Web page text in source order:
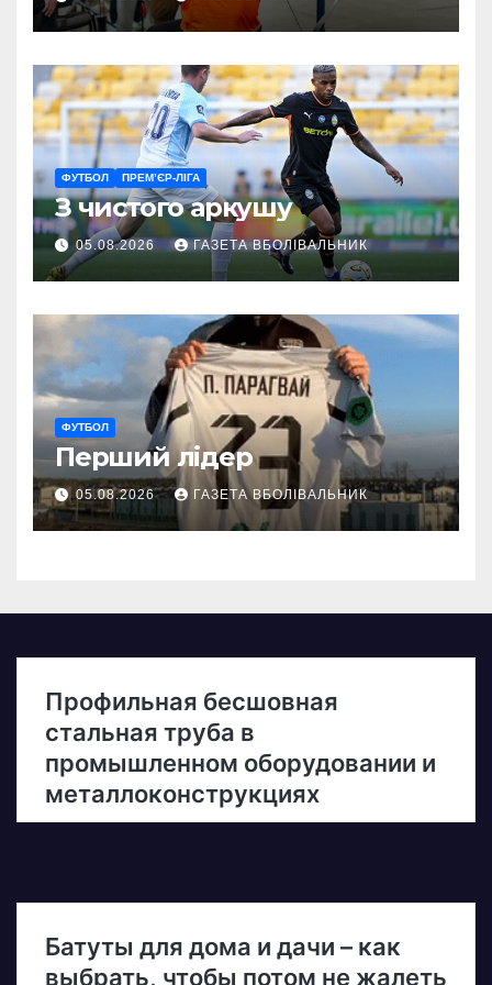
ГАРТ 2026 – як долучитися
ветеранам
ФУТБОЛ ПРЕМ’ЄР-ЛІГА
З чистого аркушу
05.08.2026 ГАЗЕТА ВБОЛІВАЛЬНИК
ФУТБОЛ
Перший лідер
05.08.2026 ГАЗЕТА ВБОЛІВАЛЬНИК